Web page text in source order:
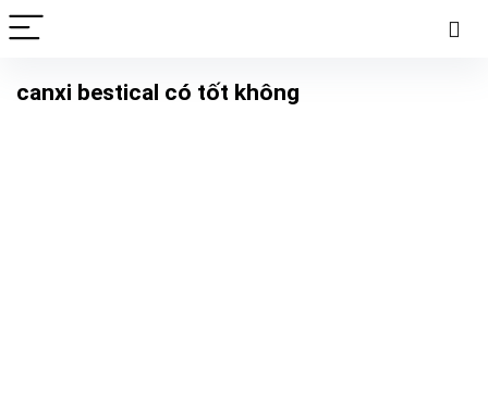
canxi bestical có tốt không